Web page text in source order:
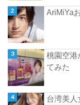
AriMiYa
桃園空港
てみた
台湾美人